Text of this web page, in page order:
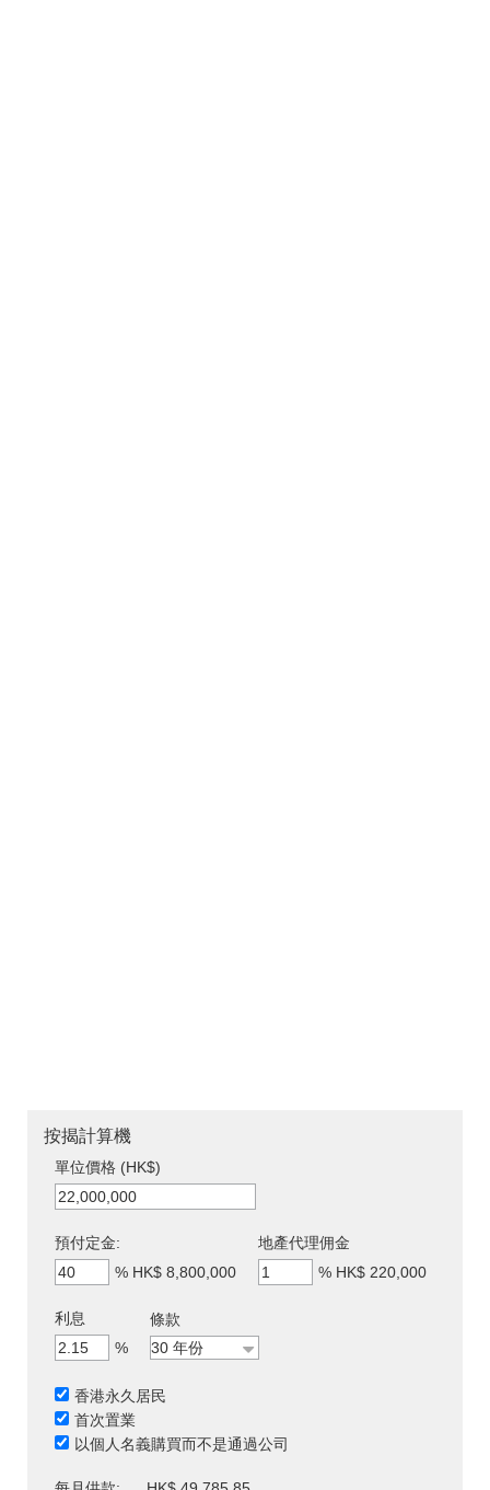
按揭計算機
單位價格 (HK$)
預付定金:
% HK$ 8,800,000
地產代理佣金
% HK$ 220,000
利息
%
條款
香港永久居民
首次置業
以個人名義購買而不是通過公司